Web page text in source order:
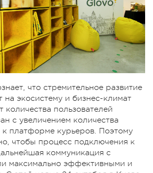
что стремительное развитие
на экосистему и бизнес-климат
количества пользователей
с увеличением количества
платформе курьеров. Поэтому
чтобы процесс подключения к
коммуникация с
максимально эффективными и